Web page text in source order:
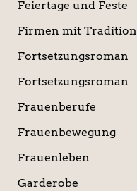
Feiertage und Feste
Firmen mit Tradition
Fortsetzungsroman
Fortsetzungsroman
Frauenberufe
Frauenbewegung
Frauenleben
Garderobe